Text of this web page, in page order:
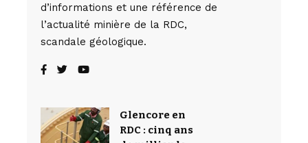
d’informations et une référence de
l’actualité minière de la RDC,
scandale géologique.
Glencore en
RDC : cinq ans